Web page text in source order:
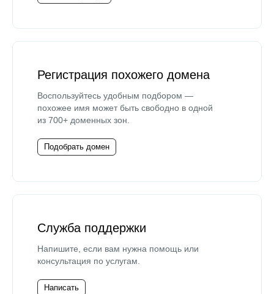
Регистрация похожего домена
Воспользуйтесь удобным подбором —
похожее имя может быть свободно в одной
из 700+ доменных зон.
Подобрать домен
Служба поддержки
Напишите, если вам нужна помощь или
консультация по услугам.
Написать